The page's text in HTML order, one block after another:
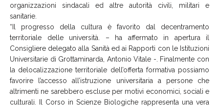
organizzazioni sindacali ed altre autorità civili, militari e
sanitarie.
“Il progresso della cultura è favorito dal decentramento
territoriale delle università. – ha affermato in apertura il
Consigliere delegato alla Sanità ed ai Rapporti con le Istituzioni
Universitarie di Grottaminarda, Antonio Vitale -. Finalmente con
la delocalizzazione territoriale dell’offerta formativa possiamo
favorire l’accesso all’istruzione universitaria a persone che
altrimenti ne sarebbero escluse per motivi economici, sociali e
culturali. Il Corso in Scienze Biologiche rappresenta una vera